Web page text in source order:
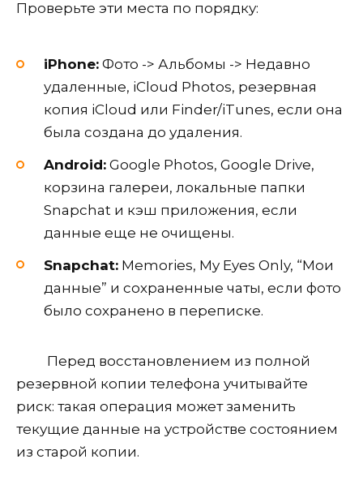
Проверьте эти места по порядку:
iPhone: Фото -> Альбомы -> Недавно
удаленные, iCloud Photos, резервная
копия iCloud или Finder/iTunes, если она
была создана до удаления.
Android: Google Photos, Google Drive,
корзина галереи, локальные папки
Snapchat и кэш приложения, если
данные еще не очищены.
Snapchat: Memories, My Eyes Only, “Мои
данные” и сохраненные чаты, если фото
было сохранено в переписке.
Перед восстановлением из полной
резервной копии телефона учитывайте
риск: такая операция может заменить
текущие данные на устройстве состоянием
из старой копии.